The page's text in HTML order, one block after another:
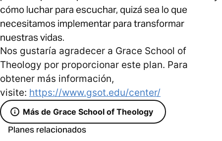
cómo luchar para escuchar, quizá sea lo que
necesitamos implementar para transformar
nuestras vidas.
Nos gustaría agradecer a Grace School of
Theology por proporcionar este plan. Para
obtener más información,
visite: https://www.gsot.edu/center/
Más de Grace School of Theology
Planes relacionados